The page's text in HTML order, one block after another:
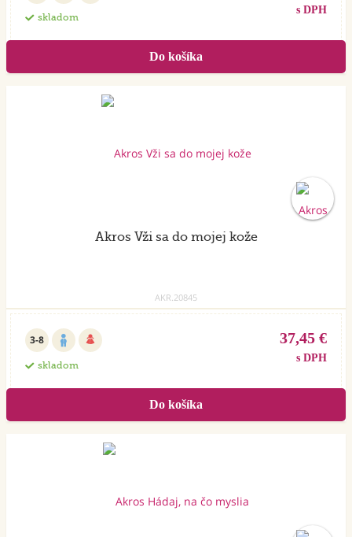
skladom
s DPH
Akros Vži sa do mojej kože
AKR.20845
3-8
skladom
37,45 €
s DPH